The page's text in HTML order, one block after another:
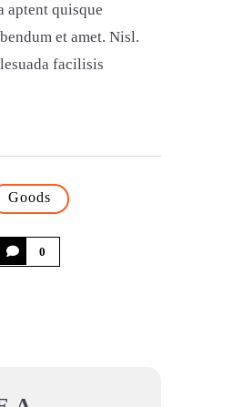
aptent quisque
et amet. Nisl.
facilisis
Goods
0